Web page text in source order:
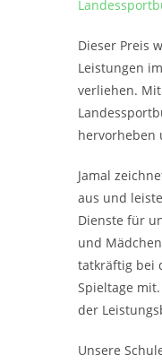
Dieser Preis
Leistungen
verliehen.
hervorheben
Jamal
aus und
Dienste für
und
tatkräftig bei
Spieltage
der
Unsere